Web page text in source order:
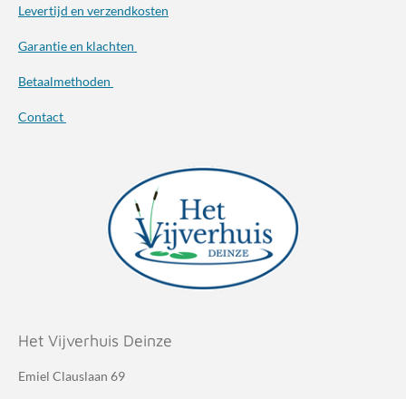
Levertijd en verzendkosten
Garantie en klachten
Betaalmethoden
Contact
Het Vijverhuis Deinze
Emiel Clauslaan 69